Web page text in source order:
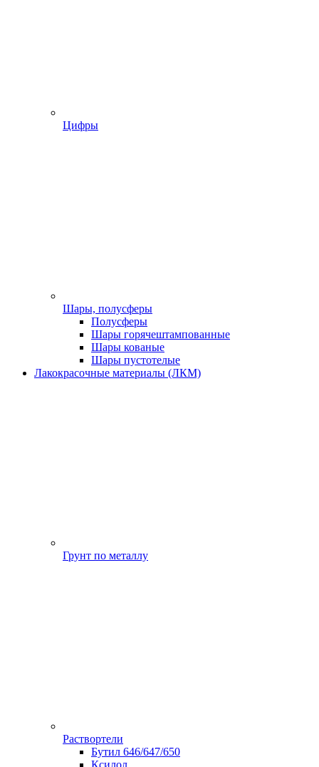
Цифры
Шары, полусферы
Полусферы
Шары горячештампованные
Шары кованые
Шары пустотелые
Лакокрасочные материалы (ЛКМ)
Грунт по металлу
Раствортели
Бутил 646/647/650
Ксилол